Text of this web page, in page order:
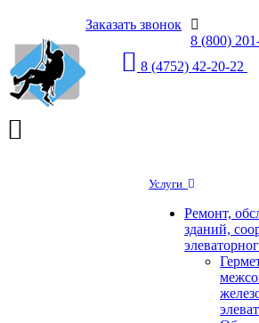
8 (800)
Заказать звонок
8 (4752) 42-20-22
Услуги
Ремонт,
зданий,